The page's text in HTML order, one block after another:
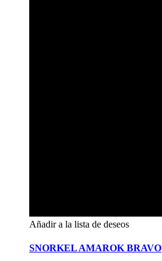
Añadir a la lista de deseos
SNORKEL AMAROK BRAVO